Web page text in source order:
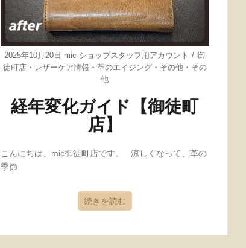
2025年10月20日 mic ショップスタッフ用アカウント
御
徒町店・ レザーケア情報 ・ 革のエイジング・ その他・ その
他
経年変化ガイド【御徒町
店】
こんにちは、mic御徒町店です。 涼しくなって、革の
季節
続きを読む